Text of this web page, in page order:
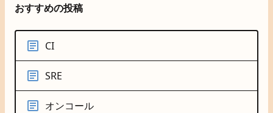
おすすめの投稿
CI
SRE
オンコール